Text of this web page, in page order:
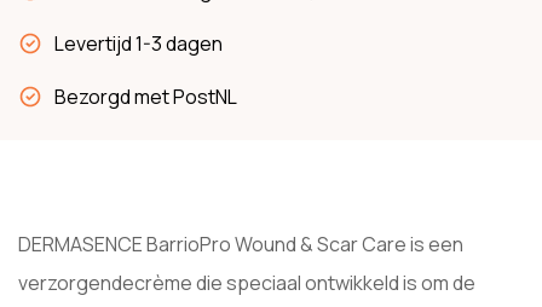
Levertijd 1-3 dagen
Bezorgd met PostNL
DERMASENCE BarrioPro Wound & Scar Care is een
verzorgendecrème die speciaal ontwikkeld is om de